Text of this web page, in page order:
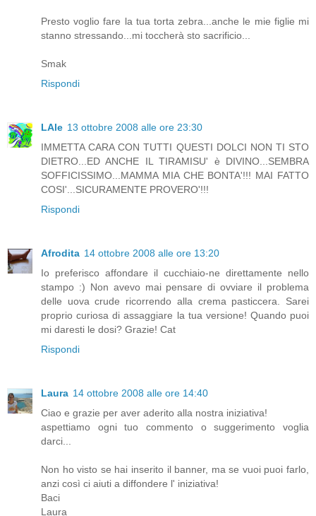
Presto voglio fare la tua torta zebra...anche le mie figlie mi
stanno stressando...mi toccherà sto sacrificio...
Smak
Rispondi
LAle 13 ottobre 2008 alle ore 23:30
IMMETTA CARA CON TUTTI QUESTI DOLCI NON TI STO
DIETRO...ED ANCHE IL TIRAMISU' è DIVINO...SEMBRA
SOFFICISSIMO...MAMMA MIA CHE BONTA'!!! MAI FATTO
COSI'...SICURAMENTE PROVERO'!!!
Rispondi
Afrodita 14 ottobre 2008 alle ore 13:20
Io preferisco affondare il cucchiaio-ne direttamente nello
stampo :) Non avevo mai pensare di ovviare il problema
delle uova crude ricorrendo alla crema pasticcera. Sarei
proprio curiosa di assaggiare la tua versione! Quando puoi
mi daresti le dosi? Grazie! Cat
Rispondi
Laura 14 ottobre 2008 alle ore 14:40
Ciao e grazie per aver aderito alla nostra iniziativa!
aspettiamo ogni tuo commento o suggerimento voglia
darci...
Non ho visto se hai inserito il banner, ma se vuoi puoi farlo,
anzi così ci aiuti a diffondere l' iniziativa!
Baci
Laura